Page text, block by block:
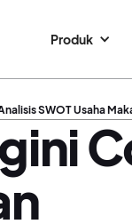
Produk
SWOT Usaha